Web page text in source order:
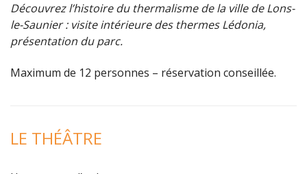
Découvrez l’histoire du thermalisme de la ville de Lons-
le-Saunier : visite intérieure des thermes Lédonia,
présentation du parc.
Maximum de 12 personnes – réservation conseillée.
LE THÉÂTRE